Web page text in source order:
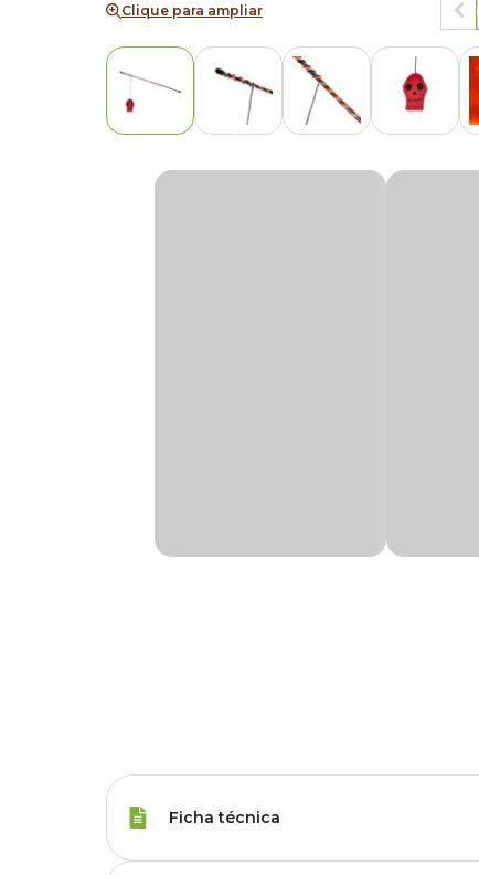
Clique para ampliar
Ficha técnica